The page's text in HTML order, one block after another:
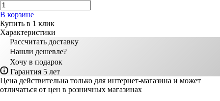
В корзине
Купить в 1 клик
Характеристики
Рассчитать доставку
Нашли дешевле?
Хочу в подарок
Гарантия 5 лет
Цена действительна только для интернет-магазина и может
отличаться от цен в розничных магазинах